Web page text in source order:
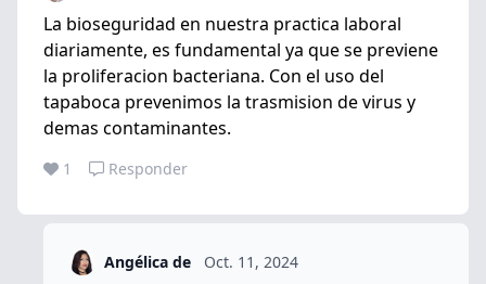
La bioseguridad en nuestra practica laboral
diariamente, es fundamental ya que se previene
la proliferacion bacteriana. Con el uso del
tapaboca prevenimos la trasmision de virus y
demas contaminantes.
1 Responder
Angélica de Oct. 11, 2024